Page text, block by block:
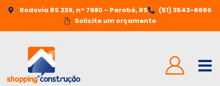
Rodovia RS 239, n° 7980 - Parobé, RS
(51) 3543-6666
Solicite um orçamento